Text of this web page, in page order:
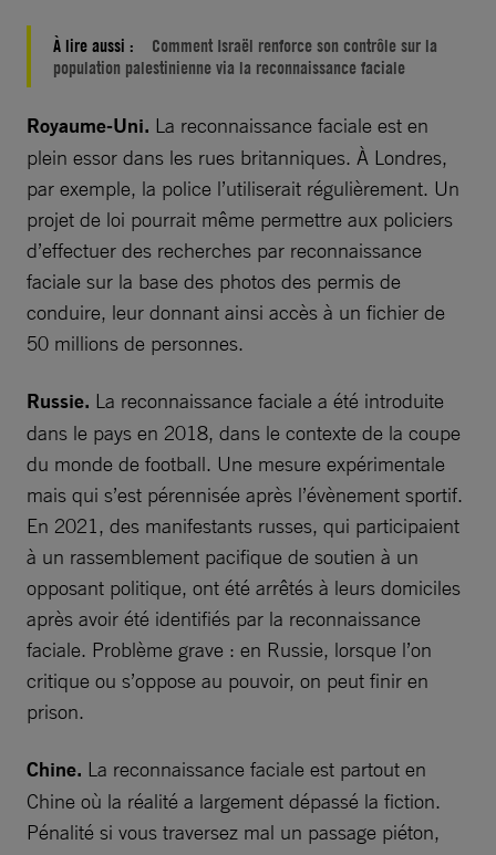
À lire aussi :
Comment Israël renforce son contrôle sur la
population palestinienne via la reconnaissance faciale
Royaume-Uni. La reconnaissance faciale est en
plein essor dans les rues britanniques. À Londres,
par exemple, la police l’utiliserait régulièrement. Un
projet de loi pourrait même permettre aux policiers
d’effectuer des recherches par reconnaissance
faciale sur la base des photos des permis de
conduire, leur donnant ainsi accès à un fichier de
50 millions de personnes.
Russie. La reconnaissance faciale a été introduite
dans le pays en 2018, dans le contexte de la coupe
du monde de football. Une mesure expérimentale
mais qui s’est pérennisée après l’évènement sportif.
En 2021, des manifestants russes, qui participaient
à un rassemblement pacifique de soutien à un
opposant politique, ont été arrêtés à leurs domiciles
après avoir été identifiés par la reconnaissance
faciale. Problème grave : en Russie, lorsque l’on
critique ou s’oppose au pouvoir, on peut finir en
prison.
Chine. La reconnaissance faciale est partout en
Chine où la réalité a largement dépassé la fiction.
Pénalité si vous traversez mal un passage piéton,